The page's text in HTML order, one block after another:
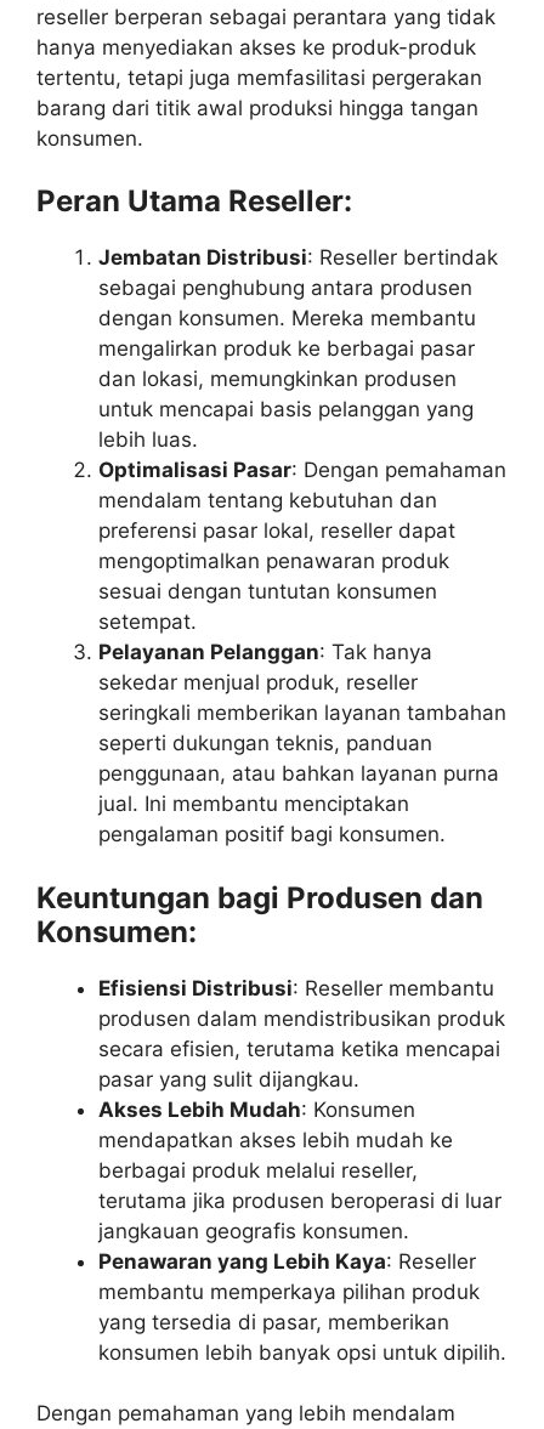
reseller berperan sebagai perantara yang tidak
hanya menyediakan akses ke produk-produk
tertentu, tetapi juga memfasilitasi pergerakan
barang dari titik awal produksi hingga tangan
konsumen.
Peran Utama Reseller:
Jembatan Distribusi: Reseller bertindak
sebagai penghubung antara produsen
dengan konsumen. Mereka membantu
mengalirkan produk ke berbagai pasar
dan lokasi, memungkinkan produsen
untuk mencapai basis pelanggan yang
lebih luas.
Optimalisasi Pasar: Dengan pemahaman
mendalam tentang kebutuhan dan
preferensi pasar lokal, reseller dapat
mengoptimalkan penawaran produk
sesuai dengan tuntutan konsumen
setempat.
Pelayanan Pelanggan: Tak hanya
sekedar menjual produk, reseller
seringkali memberikan layanan tambahan
seperti dukungan teknis, panduan
penggunaan, atau bahkan layanan purna
jual. Ini membantu menciptakan
pengalaman positif bagi konsumen.
Keuntungan bagi Produsen dan
Konsumen:
Efisiensi Distribusi: Reseller membantu
produsen dalam mendistribusikan produk
secara efisien, terutama ketika mencapai
pasar yang sulit dijangkau.
Akses Lebih Mudah: Konsumen
mendapatkan akses lebih mudah ke
berbagai produk melalui reseller,
terutama jika produsen beroperasi di luar
jangkauan geografis konsumen.
Penawaran yang Lebih Kaya: Reseller
membantu memperkaya pilihan produk
yang tersedia di pasar, memberikan
konsumen lebih banyak opsi untuk dipilih.
Dengan pemahaman yang lebih mendalam